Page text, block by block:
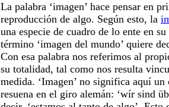
La palabra ‘imagen’ hace pensar en
reproducción de algo. Según esto, la
una especie de cuadro de lo ente en
término ‘imagen del mundo’ quiere
Con esa palabra nos referimos al
su totalidad, tal como nos resulta
medida. ‘Imagen’ no significa aquí
resuena en el giro alemán: ‘wír sind